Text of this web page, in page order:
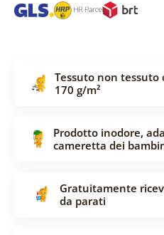
Tessuto non
170 g/m²
Prodotto inodore,
cameretta dei
Gratuitamente
da parati